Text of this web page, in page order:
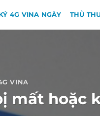
4G VINA NGÀY THỦ
VINA
mất hoặc